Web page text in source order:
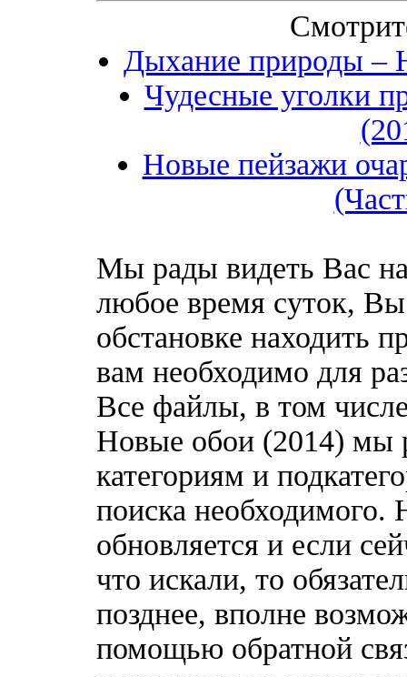
Дыхание природы –
Чудесные уголки
Новые пейзажи
Мы рады видеть Вас
любое время суток,
обстановке находить
вам необходимо для
Все файлы, в том
Новые обои (2014) мы
категориям и
поиска необходимого.
обновляется и если
что искали, то
позднее, вполне
помощью обратной